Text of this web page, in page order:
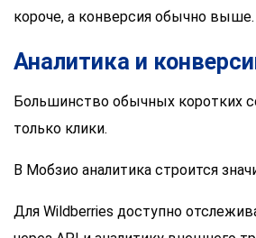
короче, а конверсия обычно выше.
Аналитика и
Большинство обычных коротких
только клики.
В Мобзио аналитика строится
Для Wildberries доступно